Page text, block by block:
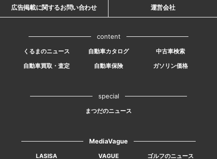
広告掲載に関するお問い合わせ 運営会社
content
くるまのニュース 自動車カタログ
中古車検索
自動車買取・査定
自動車保険 ガソリン価格
special
まつだのニュース
MediaVague
LASISA VAGUE ゴルフのニュース